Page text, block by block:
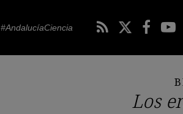
#AndalucíaCiencia
Los